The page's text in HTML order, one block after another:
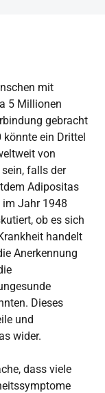
mit
5 Millionen
gebracht
könnte ein Drittel
von
falls der
Adipositas
im Jahr 1948
ob es sich
handelt
Anerkennung
Dieses
und
wider.
dass viele